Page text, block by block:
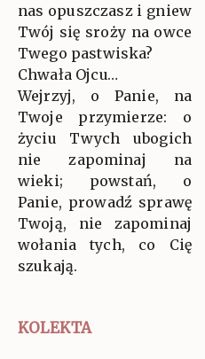
nas opuszczasz i gniew
Twój się sroży na owce
Twego pastwiska?
Chwała Ojcu…
Wejrzyj, o Panie, na
Twoje przymierze: o
życiu Twych ubogich
nie zapominaj na
wieki; powstań, o
Panie, prowadź sprawę
Twoją, nie zapominaj
wołania tych, co Cię
szukają.
KOLEKTA